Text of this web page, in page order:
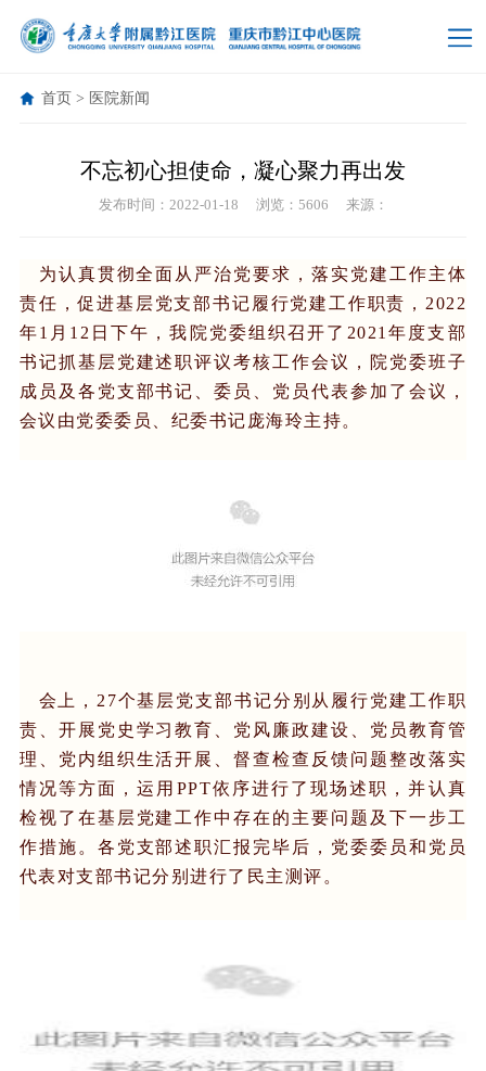
首页 > 医院新闻
不忘初心担使命，凝心聚力再出发
发布时间：2022-01-18 浏览：5606 来源：
为认真贯彻全面从严治党要求，落实党建工作主体
责任，促进基层党支部书记履行党建工作职责，2022
年1月12日下午，我院党委组织召开了2021年度支部
书记抓基层党建述职评议考核工作会议，院党委班子
成员及各党支部书记、委员、党员代表参加了会议，
会议由党委委员、纪委书记庞海玲主持。
会上，27个基层党支部书记分别从履行党建工作职
责、开展党史学习教育、党风廉政建设、党员教育管
理、党内组织生活开展、督查检查反馈问题整改落实
情况等方面，运用PPT依序进行了现场述职，并认真
检视了在基层党建工作中存在的主要问题及下一步工
作措施。各党支部述职汇报完毕后，党委委员和党员
代表对支部书记分别进行了民主测评。